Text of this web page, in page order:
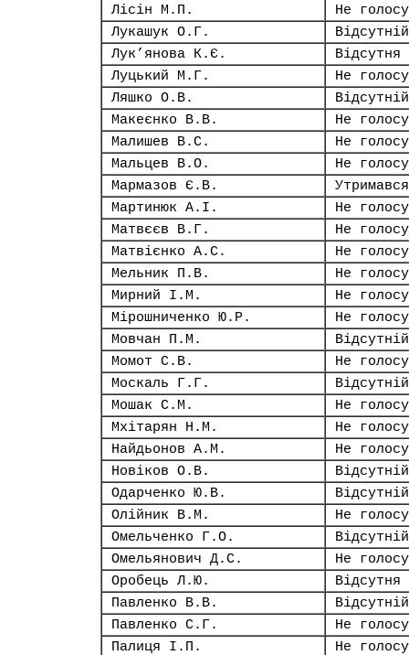
Лісін М.П.
Не
Лукашук О.Г.
Відсутній
Лук’янова К.Є.
Відсутня
Луцький М.Г.
Не
Ляшко О.В.
Відсутній
Макеєнко В.В.
Не
Малишев В.С.
Не
Мальцев В.О.
Не
Мармазов Є.В.
Утримався
Мартинюк А.І.
Не
Матвєєв В.Г.
Не
Матвієнко А.С.
Не
Мельник П.В.
Не
Мирний І.М.
Не
Мірошниченко Ю.Р.
Не
Мовчан П.М.
Відсутній
Момот С.В.
Не
Москаль Г.Г.
Відсутній
Мошак С.М.
Не
Мхітарян Н.М.
Не
Найдьонов А.М.
Не
Новіков О.В.
Відсутній
Одарченко Ю.В.
Відсутній
Олійник В.М.
Не
Омельченко Г.О.
Відсутній
Омельянович Д.С.
Не
Оробець Л.Ю.
Відсутня
Павленко В.В.
Відсутній
Павленко С.Г.
Не
Палиця І.П.
Не